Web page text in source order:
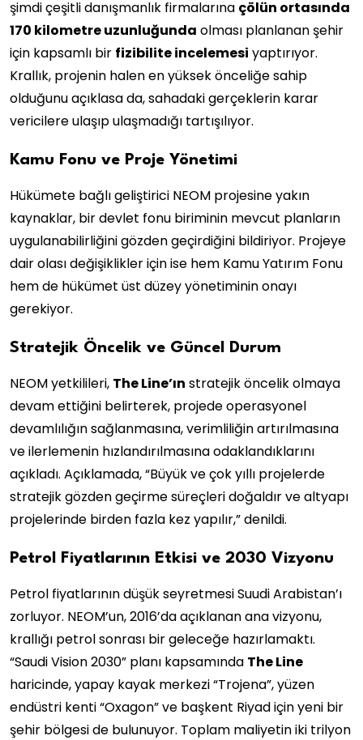
şimdi çeşitli danışmanlık firmalarına çölün ortasında
170 kilometre uzunluğunda olması planlanan şehir
için kapsamlı bir fizibilite incelemesi yaptırıyor.
Krallık, projenin halen en yüksek önceliğe sahip
olduğunu açıklasa da, sahadaki gerçeklerin karar
vericilere ulaşıp ulaşmadığı tartışılıyor.
Kamu Fonu ve Proje Yönetimi
Hükümete bağlı geliştirici NEOM projesine yakın
kaynaklar, bir devlet fonu biriminin mevcut planların
uygulanabilirliğini gözden geçirdiğini bildiriyor. Projeye
dair olası değişiklikler için ise hem Kamu Yatırım Fonu
hem de hükümet üst düzey yönetiminin onayı
gerekiyor.
Stratejik Öncelik ve Güncel Durum
NEOM yetkilileri, The Line’ın stratejik öncelik olmaya
devam ettiğini belirterek, projede operasyonel
devamlılığın sağlanmasına, verimliliğin artırılmasına
ve ilerlemenin hızlandırılmasına odaklandıklarını
açıkladı. Açıklamada, “Büyük ve çok yıllı projelerde
stratejik gözden geçirme süreçleri doğaldır ve altyapı
projelerinde birden fazla kez yapılır,” denildi.
Petrol Fiyatlarının Etkisi ve 2030 Vizyonu
Petrol fiyatlarının düşük seyretmesi Suudi Arabistan’ı
zorluyor. NEOM’un, 2016’da açıklanan ana vizyonu,
krallığı petrol sonrası bir geleceğe hazırlamaktı.
“Saudi Vision 2030” planı kapsamında The Line
haricinde, yapay kayak merkezi “Trojena”, yüzen
endüstri kenti “Oxagon” ve başkent Riyad için yeni bir
şehir bölgesi de bulunuyor. Toplam maliyetin iki trilyon